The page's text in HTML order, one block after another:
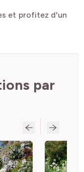
et profitez d'un
par